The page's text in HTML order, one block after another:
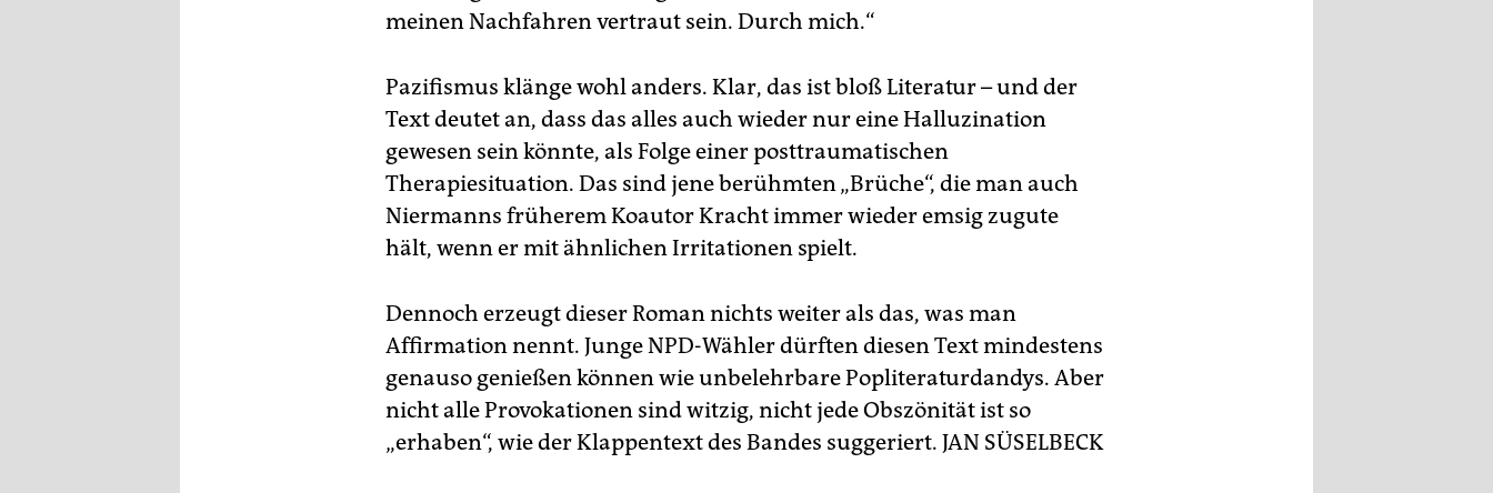
meinen Nachfahren vertraut sein. Durch mich.“
Pazifismus klänge wohl anders. Klar, das ist bloß Literatur – und der
Text deutet an, dass das alles auch wieder nur eine Halluzination
gewesen sein könnte, als Folge einer posttraumatischen
Therapiesituation. Das sind jene berühmten „Brüche“, die man auch
Niermanns früherem Koautor Kracht immer wieder emsig zugute
hält, wenn er mit ähnlichen Irritationen spielt.
Dennoch erzeugt dieser Roman nichts weiter als das, was man
Affirmation nennt. Junge NPD-Wähler dürften diesen Text mindestens
genauso genießen können wie unbelehrbare Popliteraturdandys. Aber
nicht alle Provokationen sind witzig, nicht jede Obszönität ist so
„erhaben“, wie der Klappentext des Bandes suggeriert. JAN SÜSELBECK